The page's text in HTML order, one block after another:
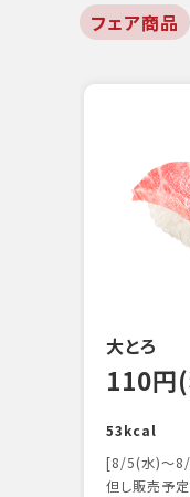
フェア商品
大とろ
110円
53kcal
[8/5(水)～
但し販売予